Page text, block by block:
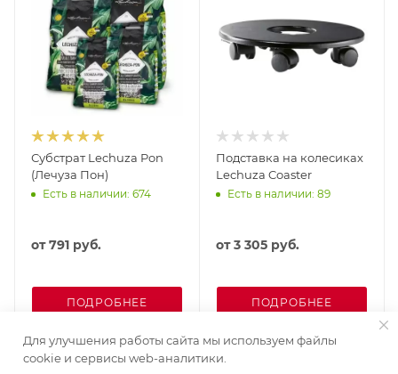
Субстрат Lechuza Pon
(Лечуза Пон)
Есть в наличии: 674
от791 руб.
ПОДРОБНЕЕ
Подставка на колесиках
Lechuza Coaster
Есть в наличии: 89
от3 305 руб.
ПОДРОБНЕЕ
Для улучшения работы сайта мы используем файлы
cookie и сервисы web-аналитики.